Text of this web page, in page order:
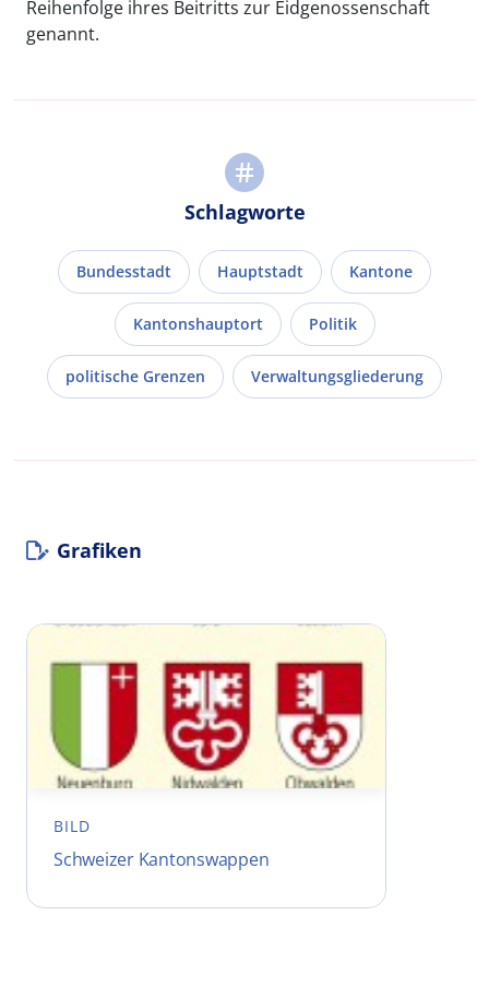
Reihenfolge ihres Beitritts zur Eidgenossenschaft
genannt.
Schlagworte
Bundesstadt Hauptstadt Kantone
Kantonshauptort Politik
politische Grenzen Verwaltungsgliederung
Grafiken
BILD
Schweizer Kantonswappen